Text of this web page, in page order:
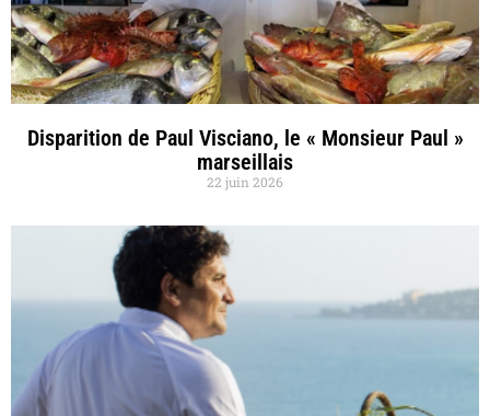
Disparition de Paul Visciano, le « Monsieur Paul »
marseillais
22 juin 2026